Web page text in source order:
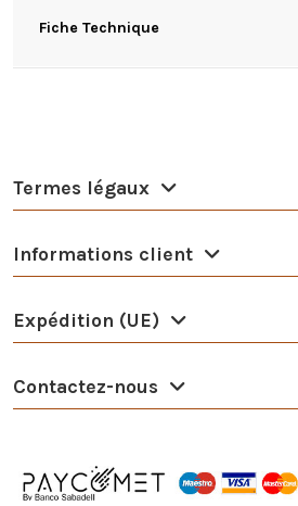
Fiche Technique
Termes légaux
Informations client
Expédition (UE)
Contactez-nous